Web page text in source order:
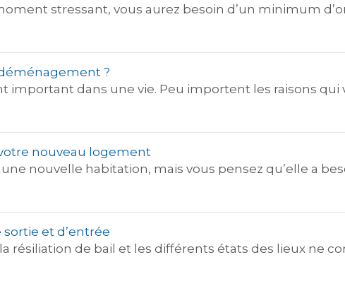
stressant, vous aurez besoin d’un minimum
?
dans une vie. Peu importent les raisons qui
nouveau logement
nouvelle habitation, mais vous pensez qu’elle a
sortie et d’entrée
résiliation de bail et les différents états des lieux ne